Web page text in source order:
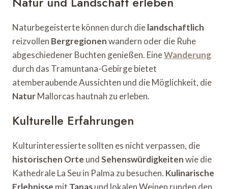
Naturbegeisterte können durch dielandschaftlich
reizvollen Bergregionenwandern oder die Ruhe
abgeschiedener Buchten genießen. EineWanderung
durch das Tramuntana-Gebirge bietet
atemberaubende Aussichten und die Möglichkeit, die
NaturMallorcas hautnah zu erleben.
Kulturelle Erfahrungen
Kulturinteressierte sollten es nicht verpassen, die
historischen Orte undSehenswürdigkeitenwie die
Kathedrale La Seu in Palma zu besuchen. Kulinarische
Erlebnisse mit Tapasund lokalen Weinen runden den